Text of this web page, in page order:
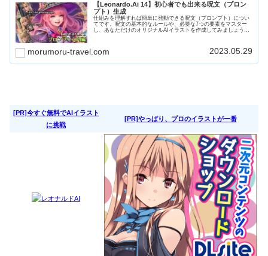
【Leonardo.Ai 14】初心者でも出来る呪文（プロン
プト）生成
仕組みを理解すれば簡単に発動できる呪文（プロンプト）につい
てです。呪文の基本的なルールや、必要な7つの要素をマスター
し、あなただけのオリジナルAIイラストを作成してみましょう。
morumoru-travel.com 2023.05.29
[PR]今すぐ無料でAIイラスト
に挑戦
[PR]やっぱり、プロのイラストが一番